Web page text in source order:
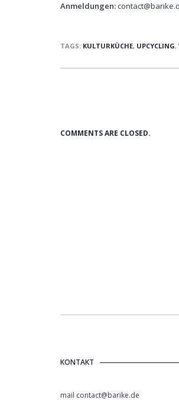
Anmeldungen:
TAGS: KULTURKÜCHE, UPCYCLING,
COMMENTS ARE CLOSED.
KONTAKT
mail contact@barike.de